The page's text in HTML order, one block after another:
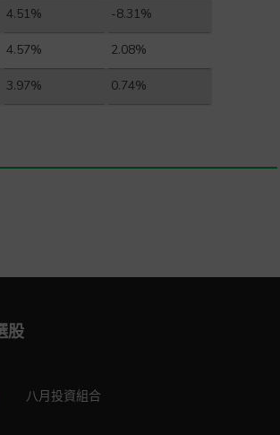
4.51% -8.31%
4.57% 2.08%
3.97% 0.74%
股
八月投資組合